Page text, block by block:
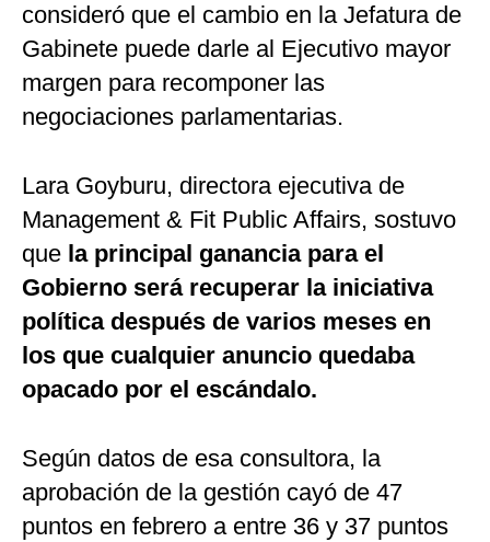
consideró que el cambio en la Jefatura de
Gabinete puede darle al Ejecutivo mayor
margen para recomponer las
negociaciones parlamentarias.
Lara Goyburu, directora ejecutiva de
Management & Fit Public Affairs, sostuvo
que la principal ganancia para el
Gobierno será recuperar la iniciativa
política después de varios meses en
los que cualquier anuncio quedaba
opacado por el escándalo.
Según datos de esa consultora, la
aprobación de la gestión cayó de 47
puntos en febrero a entre 36 y 37 puntos